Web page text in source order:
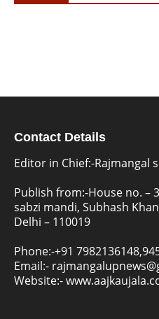
Contact Details
Editor in Chief:-Rajmangal
Publish from:-House no. –
sabzi mandi, Subhash
Delhi – 110019
Phone:-+91
Email:-
Website:-